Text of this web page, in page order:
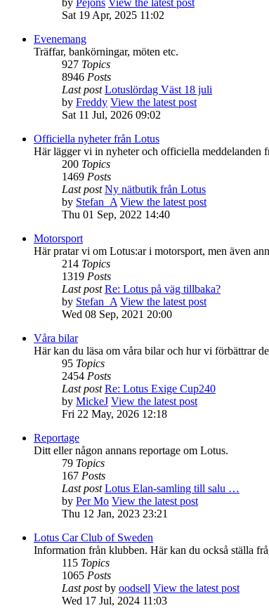
by Pejons View the latest post
Sat 19 Apr, 2025 11:02
Evenemang
Träffar, bankörningar, möten etc.
927 Topics
8946 Posts
Last post Lotuslördag Väst 18 juli
by Freddy View the latest post
Sat 11 Jul, 2026 09:02
Officiella nyheter från Lotus
Här lägger vi in nyheter och officiella meddelanden
200 Topics
1469 Posts
Last post Ny nätbutik från Lotus
by Stefan_A View the latest post
Thu 01 Sep, 2022 14:40
Motorsport
Här pratar vi om Lotus:ar i motorsport, men även
214 Topics
1319 Posts
Last post Re: Lotus på väg tillbaka?
by Stefan_A View the latest post
Wed 08 Sep, 2021 20:00
Våra bilar
Här kan du läsa om våra bilar och hur vi förbättrar
95 Topics
2454 Posts
Last post Re: Lotus Exige Cup240
by MickeJ View the latest post
Fri 22 May, 2026 12:18
Reportage
Ditt eller någon annans reportage om Lotus.
79 Topics
167 Posts
Last post Lotus Elan-samling till salu …
by Per Mo View the latest post
Thu 12 Jan, 2023 23:21
Lotus Car Club of Sweden
Information från klubben. Här kan du också ställa
115 Topics
1065 Posts
Last postby oodsell View the latest post
Wed 17 Jul, 2024 11:03